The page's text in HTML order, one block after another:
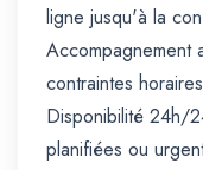
ligne jusqu'à la
Accompagnement
contraintes
Disponibilité 24h/
planifiées ou